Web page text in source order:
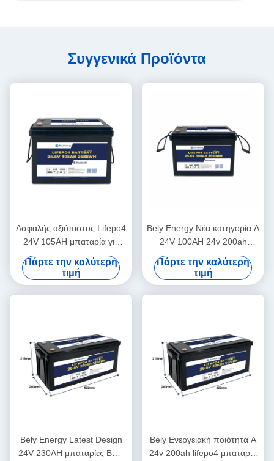
Συγγενικά Προϊόντα
Ασφαλής αξιόπιστος Lifepo4
24V 105AH μπαταρία για
αποθήκευση ενέργειας
Ηλιακό σύστημα ενέργειας
Ναυτικό
Πάρτε την καλύτερη
τιμή
Bely Energy Νέα κατηγορία Α
24V 100AH 24v 200ah
lifepo4 μπαταρία για
τροφοδοσία φορτηγών
Πάρτε την καλύτερη
τιμή
Bely Energy Latest Design
24V 230AH μπαταρίες Bms
Bely Ενεργειακή ποιότητα Α
24v 200ah lifepo4 μπαταρία